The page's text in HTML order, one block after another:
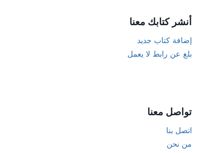
أنشر كتابك معنا
إضافة كتاب جديد
بلغ عن رابط لا يعمل
تواصل معنا
اتصل بنا
من نحن